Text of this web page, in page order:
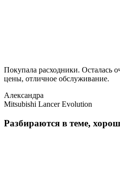
Покупала расходники. Осталась
цены, отличное обслуживание.
Александра
Mitsubishi Lancer Evolution
Разбираются в теме,